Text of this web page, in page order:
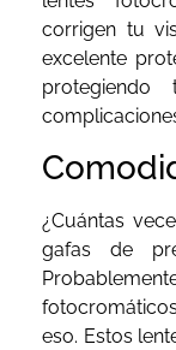
corrigen tu
excelente
¿Cuántas
gafas de
eso. Estos